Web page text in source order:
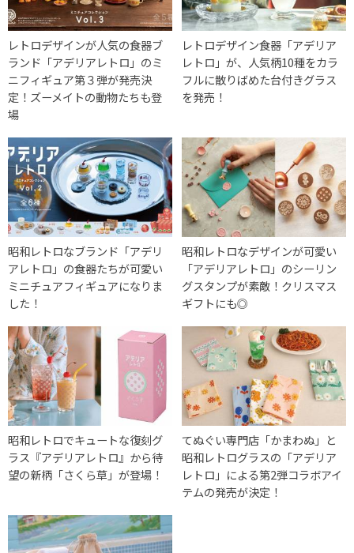
レトロデザインが人気の食器ブ
ランド「アデリアレトロ」のミ
ニフィギュア第３弾が発売決
定！ズーメイトの動物たちも登
場
レトロデザイン食器「アデリア
レトロ」が、人気柄10種をカラ
フルに散りばめた台付きグラス
を発売！
昭和レトロなブランド「アデリ
アレトロ」の食器たちが可愛い
ミニチュアフィギュアになりま
した！
昭和レトロなデザインが可愛い
「アデリアレトロ」のシーリン
グスタンプが素敵！クリスマス
ギフトにも◎
昭和レトロでキュートな復刻グ
ラス『アデリアレトロ』から待
望の新柄「さくら草」が登場！
てぬぐい専門店「かまわぬ」と
昭和レトログラスの「アデリア
レトロ」による第2弾コラボアイ
テムの発売が決定！